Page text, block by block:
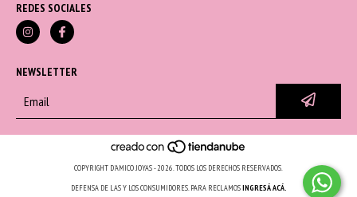
REDES SOCIALES
NEWSLETTER
COPYRIGHT D'AMICO JOYAS - 2026. TODOS LOS DERECHOS RESERVADOS.
DEFENSA DE LAS Y LOS CONSUMIDORES. PARA RECLAMOSINGRESÁ ACÁ.